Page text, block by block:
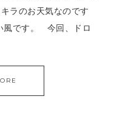
ラのお天気なのです
風です。 今回、ドロ